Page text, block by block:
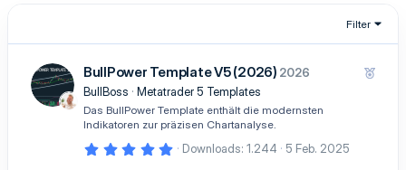
Filter
E
BullPower Template V5 (2026) 2026
BullBoss
Metatrader 5 Templates
Das BullPower Template enthält die modernsten
Indikatoren zur präzisen Chartanalyse.
5 Downloads 1.244 5 Feb. 2025